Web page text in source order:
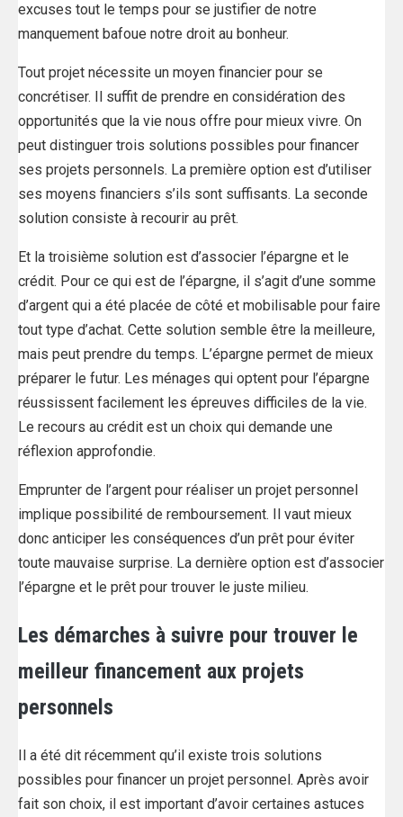
excuses tout le temps pour se justifier de notre
manquement bafoue notre droit au bonheur.
Tout projet nécessite un moyen financier pour se
concrétiser. Il suffit de prendre en considération des
opportunités que la vie nous offre pour mieux vivre. On
peut distinguer trois solutions possibles pour financer
ses projets personnels. La première option est d’utiliser
ses moyens financiers s’ils sont suffisants. La seconde
solution consiste à recourir au prêt.
Et la troisième solution est d’associer l’épargne et le
crédit. Pour ce qui est de l’épargne, il s’agit d’une somme
d’argent qui a été placée de côté et mobilisable pour faire
tout type d’achat. Cette solution semble être la meilleure,
mais peut prendre du temps. L’épargne permet de mieux
préparer le futur. Les ménages qui optent pour l’épargne
réussissent facilement les épreuves difficiles de la vie.
Le recours au crédit est un choix qui demande une
réflexion approfondie.
Emprunter de l’argent pour réaliser un projet personnel
implique possibilité de remboursement. Il vaut mieux
donc anticiper les conséquences d’un prêt pour éviter
toute mauvaise surprise. La dernière option est d’associer
l’épargne et le prêt pour trouver le juste milieu.
Les démarches à suivre pour trouver le
meilleur financement aux projets
personnels
Il a été dit récemment qu’il existe trois solutions
possibles pour financer un projet personnel. Après avoir
fait son choix, il est important d’avoir certaines astuces